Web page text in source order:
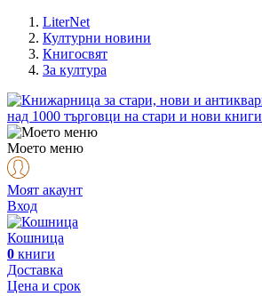
LiterNet
Културни новини
Книгосвят
За култура
над 1000 търговци на стари и нови книги
Моето меню
Моят акаунт
Вход
Кошница
0 книги
Доставка
Цена и срок